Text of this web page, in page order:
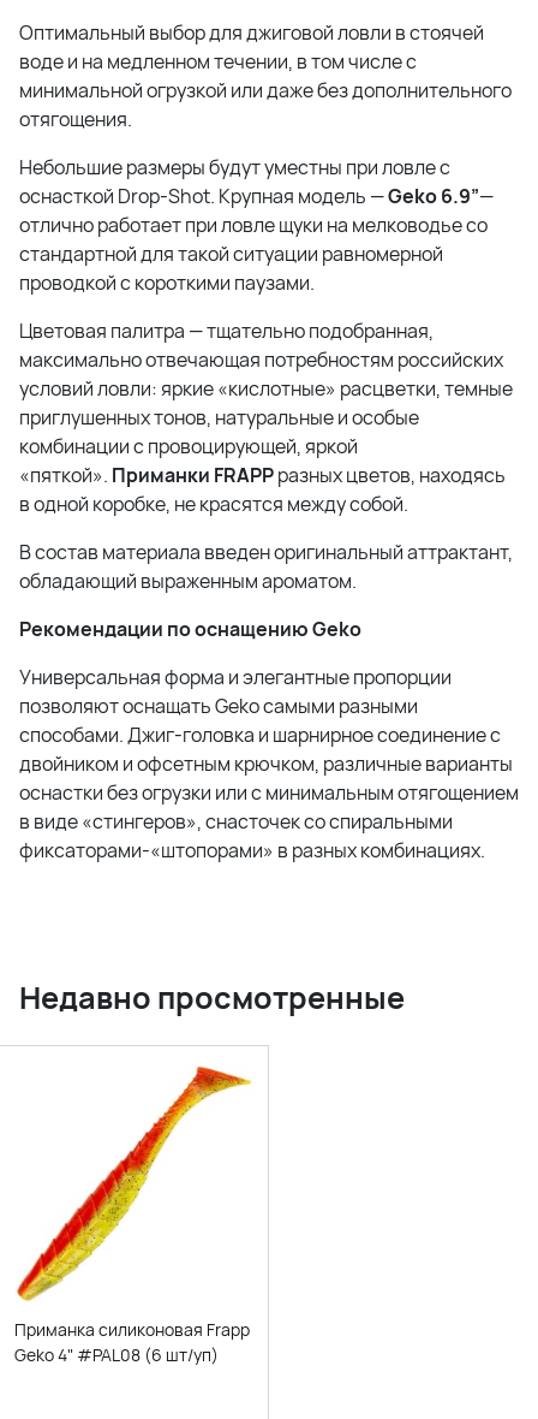
Оптимальный выбор для джиговой ловли в стоячей
воде и на медленном течении, в том числе с
минимальной огрузкой или даже без дополнительного
отягощения.
Небольшие размеры будут уместны при ловле с
оснасткой Drop-Shot. Крупная модель —Geko 6.9”—
отлично работает при ловле щуки на мелководье со
стандартной для такой ситуации равномерной
проводкой с короткими паузами.
Цветовая палитра — тщательно подобранная,
максимально отвечающая потребностям российских
условий ловли: яркие «кислотные» расцветки, темные
приглушенных тонов, натуральные и особые
комбинации с провоцирующей, яркой
«пяткой». Приманки FRAPPразных цветов, находясь
в одной коробке, не красятся между собой.
В состав материала введен оригинальный аттрактант,
обладающий выраженным ароматом.
Рекомендации по оснащению Geko
Универсальная форма и элегантные пропорции
позволяют оснащать Geko самыми разными
способами. Джиг-головка и шарнирное соединение с
двойником и офсетным крючком, различные варианты
оснастки без огрузки или с минимальным отягощением
в виде «стингеров», снасточек со спиральными
фиксаторами-«штопорами» в разных комбинациях.
Недавно просмотренные
Приманка силиконовая Frapp
Geko 4" #PAL08 (6 шт/уп)